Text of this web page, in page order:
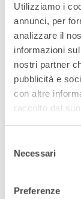
Utilizziamo i
annunci, per
analizzare il
informazioni
nostri partner
pubblicità e
con altre
raccolto dal
delNecessari
Preferenze
📅